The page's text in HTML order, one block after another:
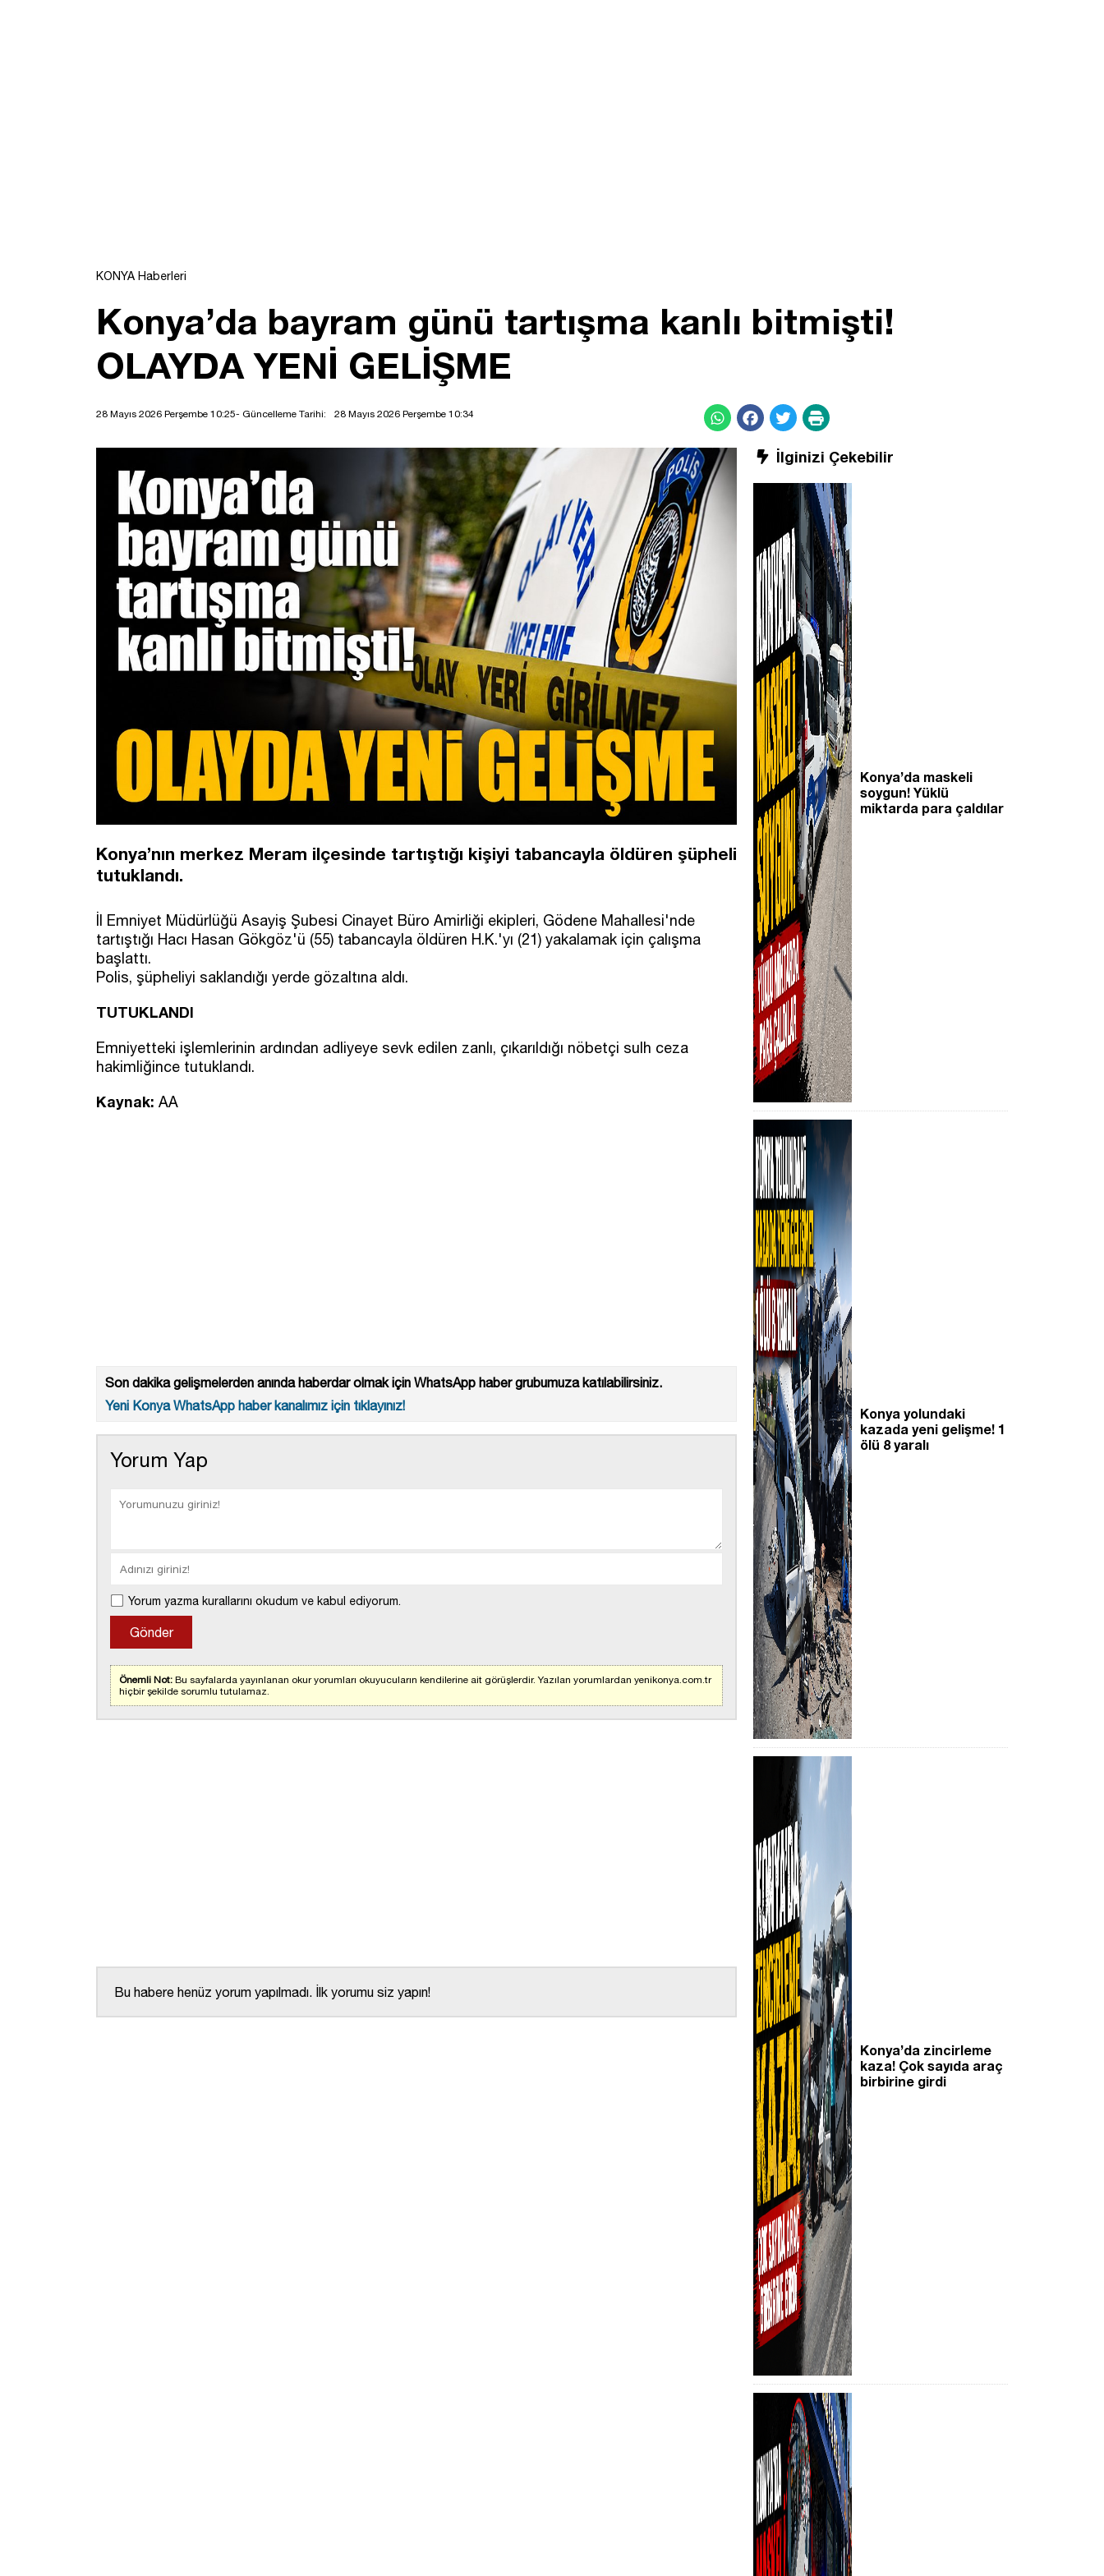
KONYA Haberleri
Konya’da bayram günü tartışma kanlı bitmişti!
OLAYDA YENİ GELİŞME
28 Mayıs 2026 Perşembe 10:25- Güncelleme Tarihi: 28 Mayıs 2026 Perşembe 10:34
Konya’nın merkez Meram ilçesinde tartıştığı kişiyi tabancayla öldüren şüpheli
tutuklandı.
İl Emniyet Müdürlüğü Asayiş Şubesi Cinayet Büro Amirliği ekipleri, Gödene Mahallesi'nde
tartıştığı Hacı Hasan Gökgöz'ü (55) tabancayla öldüren H.K.'yı (21) yakalamak için çalışma
başlattı.
Polis, şüpheliyi saklandığı yerde gözaltına aldı.
TUTUKLANDI
Emniyetteki işlemlerinin ardından adliyeye sevk edilen zanlı, çıkarıldığı nöbetçi sulh ceza
hakimliğince tutuklandı.
Kaynak: AA
Son dakika gelişmelerden anında haberdar olmak için WhatsApp haber grubumuza katılabilirsiniz.
Yeni Konya WhatsApp haber kanalımız için tıklayınız!
Yorum Yap
Yorum yazma kurallarını okudum ve kabul ediyorum.
Önemli Not: Bu sayfalarda yayınlanan okur yorumları okuyucuların kendilerine ait görüşlerdir. Yazılan yorumlardan yenikonya.com.tr
hiçbir şekilde sorumlu tutulamaz.
Bu habere henüz yorum yapılmadı. İlk yorumu siz yapın!
İlginizi Çekebilir
Konya’da maskeli
soygun! Yüklü
miktarda para çaldılar
Konya yolundaki
kazada yeni gelişme! 1
ölü 8 yaralı
Konya’da zincirleme
kaza! Çok sayıda araç
birbirine girdi